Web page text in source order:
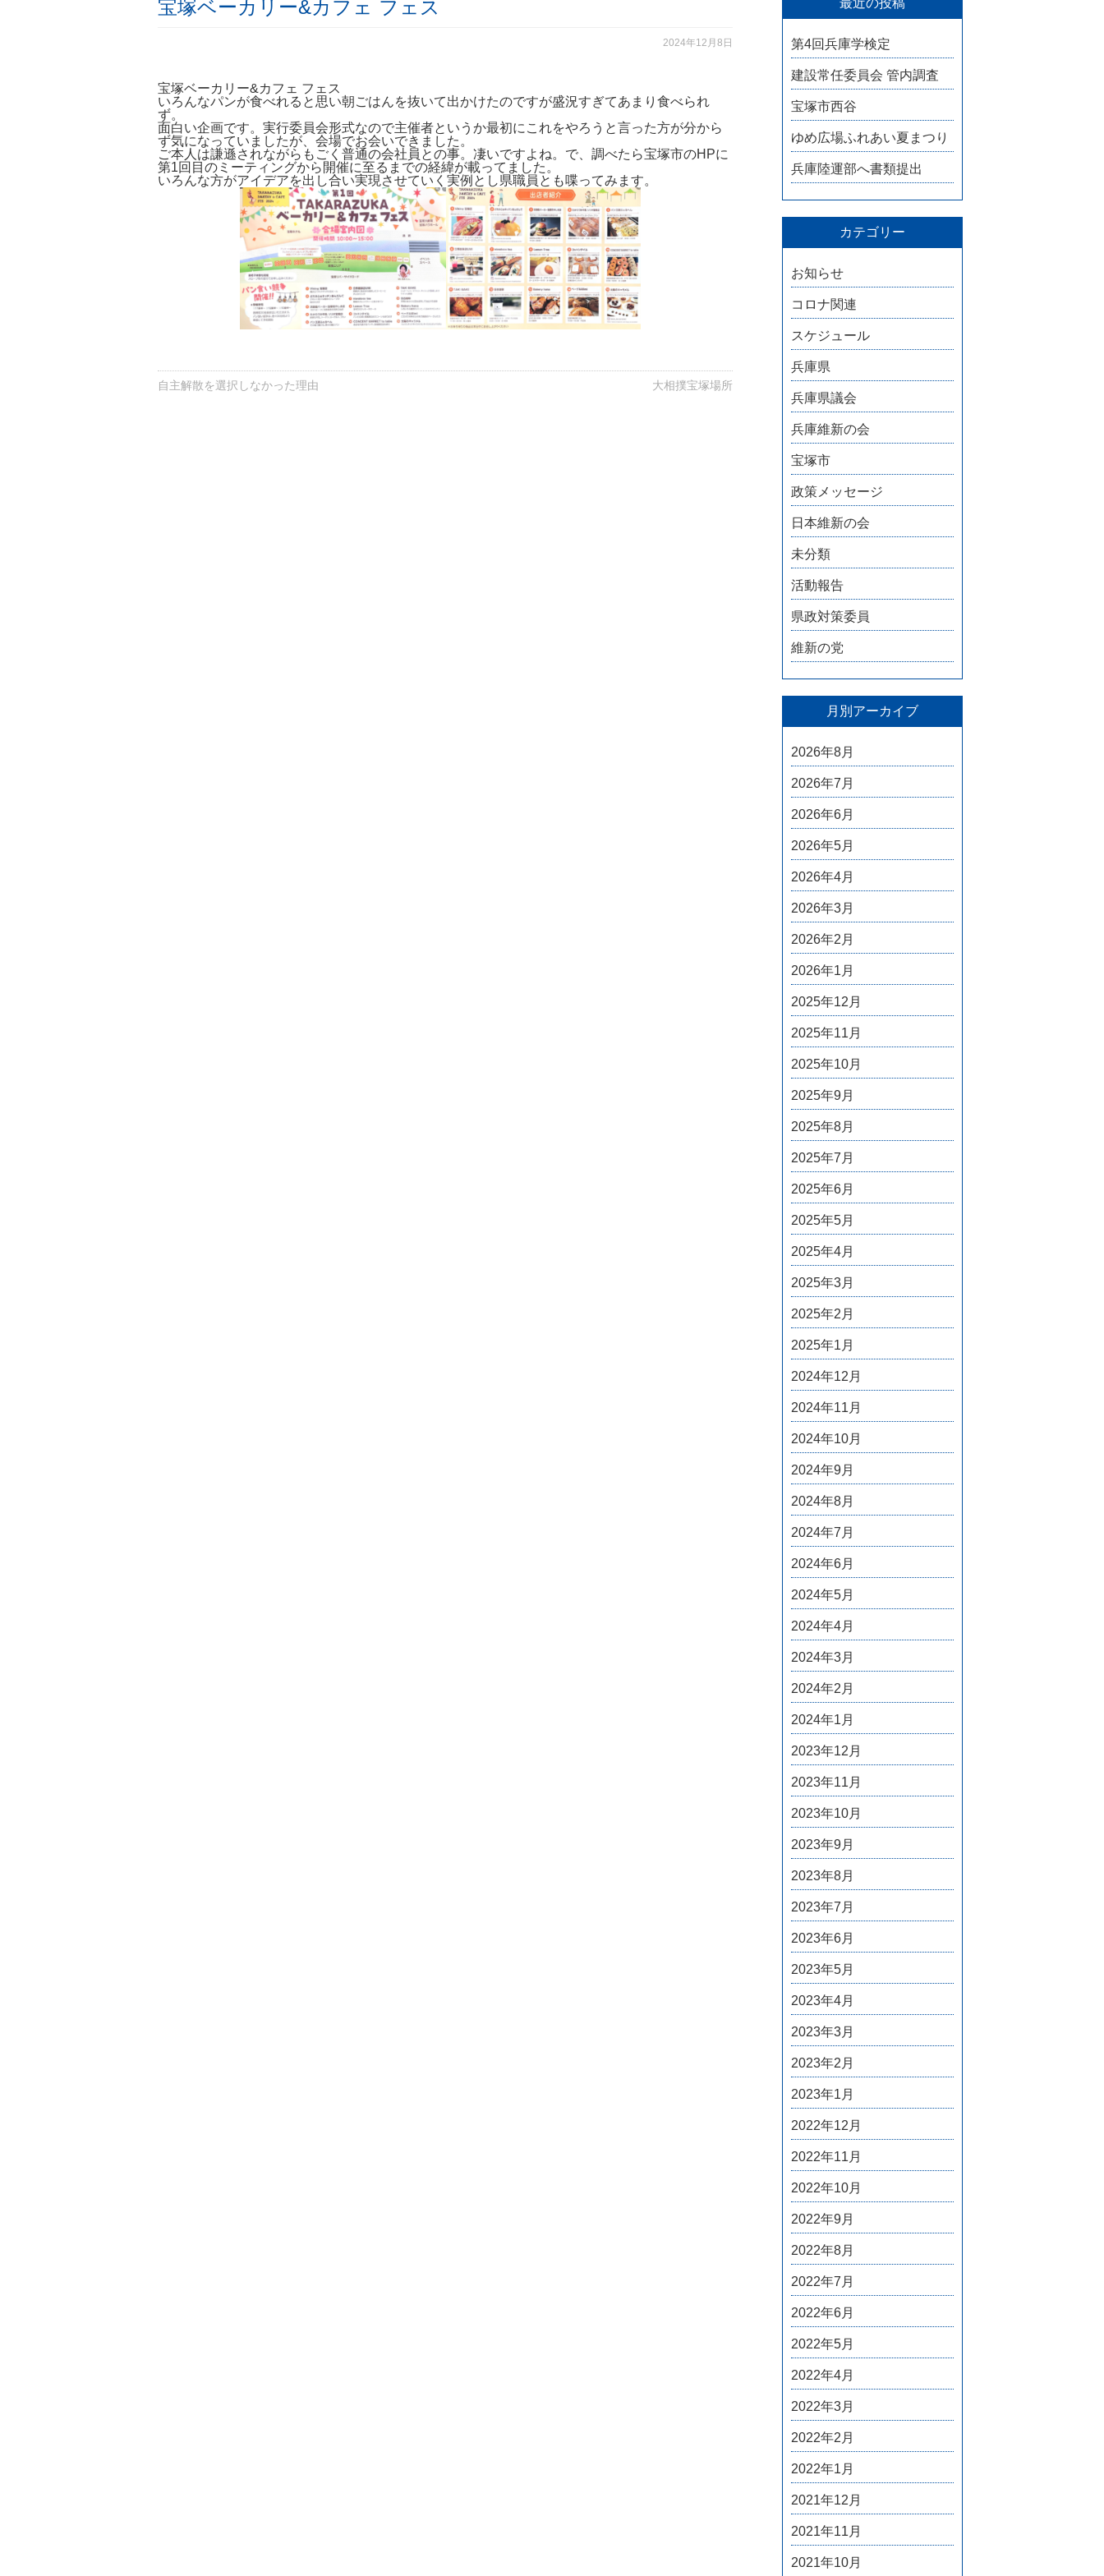
宝塚ベーカリー&カフェ フェス
2024年12月8日
宝塚ベーカリー&カフェ フェス
いろんなパンが食べれると思い朝ごはんを抜いて出かけたのですが盛況すぎてあまり食べられ
ず。
面白い企画です。実行委員会形式なので主催者というか最初にこれをやろうと言った方が分から
ず気になっていましたが、会場でお会いできました。
ご本人は謙遜されながらもごく普通の会社員との事。凄いですよね。で、調べたら宝塚市のHPに
第1回目のミーティングから開催に至るまでの経緯が載ってました。
いろんな方がアイデアを出し合い実現させていく実例とし県職員とも喋ってみます。
自主解散を選択しなかった理由 大相撲宝塚場所
最近の投稿
第4回兵庫学検定
建設常任委員会 管内調査
宝塚市西谷
ゆめ広場ふれあい夏まつり
兵庫陸運部へ書類提出
カテゴリー
お知らせ
コロナ関連
スケジュール
兵庫県
兵庫県議会
兵庫維新の会
宝塚市
政策メッセージ
日本維新の会
未分類
活動報告
県政対策委員
維新の党
月別アーカイブ
2026年8月
2026年7月
2026年6月
2026年5月
2026年4月
2026年3月
2026年2月
2026年1月
2025年12月
2025年11月
2025年10月
2025年9月
2025年8月
2025年7月
2025年6月
2025年5月
2025年4月
2025年3月
2025年2月
2025年1月
2024年12月
2024年11月
2024年10月
2024年9月
2024年8月
2024年7月
2024年6月
2024年5月
2024年4月
2024年3月
2024年2月
2024年1月
2023年12月
2023年11月
2023年10月
2023年9月
2023年8月
2023年7月
2023年6月
2023年5月
2023年4月
2023年3月
2023年2月
2023年1月
2022年12月
2022年11月
2022年10月
2022年9月
2022年8月
2022年7月
2022年6月
2022年5月
2022年4月
2022年3月
2022年2月
2022年1月
2021年12月
2021年11月
2021年10月